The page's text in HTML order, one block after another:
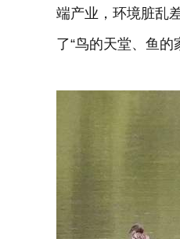
端产业，环境脏乱
了“鸟的天堂、鱼的